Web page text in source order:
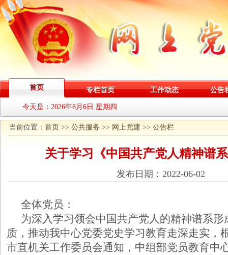
首页 专栏首页 工作动态 公告
今天是： 2026年8月6日 星期四
当前位置： 首页 >> 公共服务 >> 网上党建 >> 公告栏
关于学习《中国共产党人精神谱
发布日期：2022-06-02
全体党员：
为深入学习领会中国共产党人的精神谱系形
质，推动我中心党委党史学习教育走深走实，
市直机关工作委员会通知，中组部党员教育中